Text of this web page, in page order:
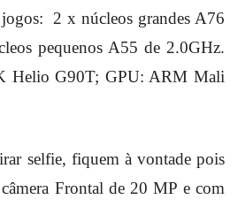
2 x núcleos grandes A76
pequenos A55 de 2.0GHz.
Helio G90T; GPU: ARM Mali
selfie, fiquem à vontade pois
Frontal de 20 MP e com